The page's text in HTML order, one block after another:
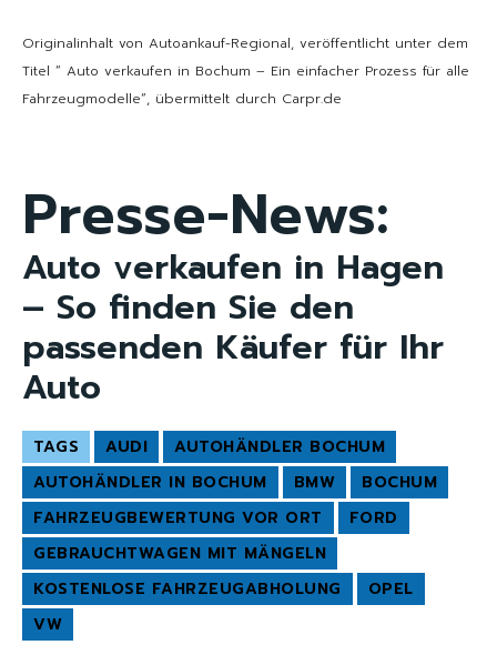
Originalinhalt von Autoankauf-Regional, veröffentlicht unter dem
Titel “ Auto verkaufen in Bochum – Ein einfacher Prozess für alle
Fahrzeugmodelle“, übermittelt durch Carpr.de
Presse-News:
Auto verkaufen in Hagen
– So finden Sie den
passenden Käufer für Ihr
Auto
TAGS AUDI
AUTOHÄNDLER BOCHUM
AUTOHÄNDLER IN BOCHUM
BMW
BOCHUM
FAHRZEUGBEWERTUNG VOR ORT
FORD
GEBRAUCHTWAGEN MIT MÄNGELN
KOSTENLOSE FAHRZEUGABHOLUNG
OPEL
VW